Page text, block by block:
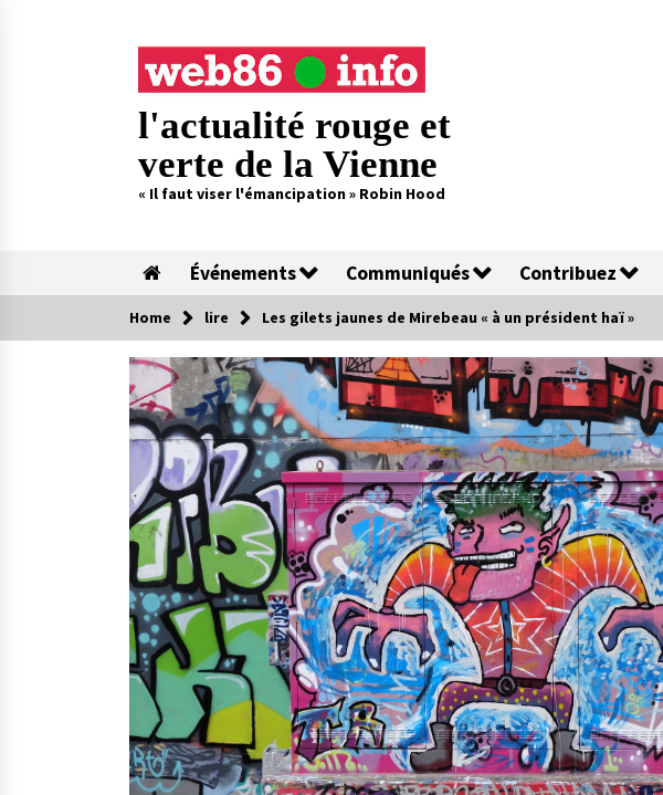
l'actualité rouge et
verte de la Vienne
« Il faut viser l'émancipation » Robin Hood
Événements Communiqués Contribuez
Home lire Les gilets jaunes de Mirebeau « à un président haï »